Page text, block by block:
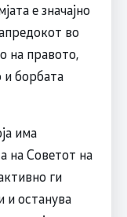
е значајно
во
на правото,
и борбата
има
на Советот на
ги
и останува